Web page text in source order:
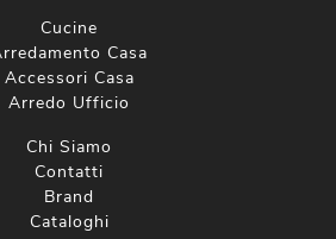
Cucine
Casa
Accessori Casa
Arredo Ufficio
Chi Siamo
Contatti
Brand
Cataloghi